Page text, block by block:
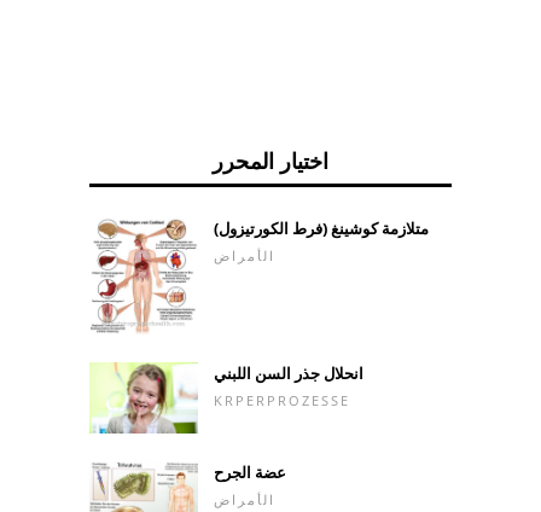
اختيار المحرر
متلازمة كوشينغ (فرط الكورتيزول)
الأمراض
انحلال جذر السن اللبني
KRPERPROZESSE
عضة الجرح
الأمراض